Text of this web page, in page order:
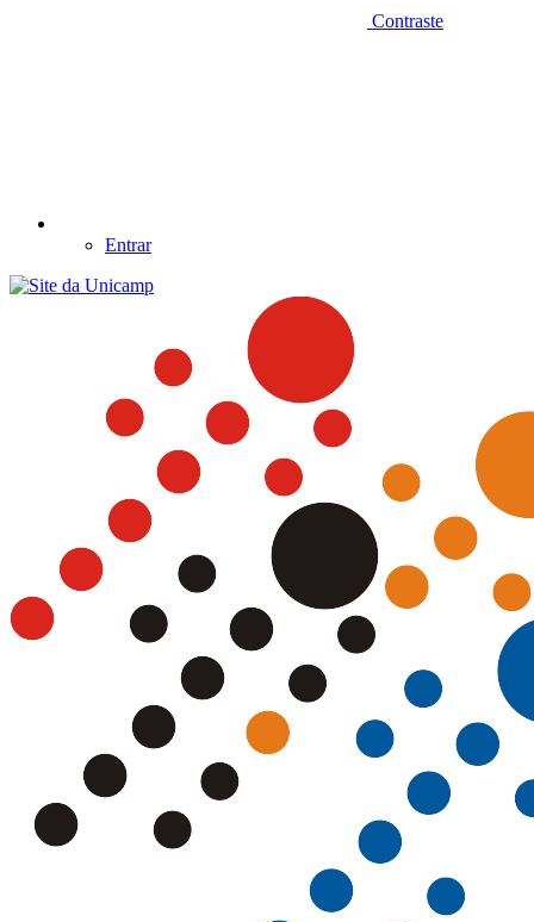
Contraste
Entrar